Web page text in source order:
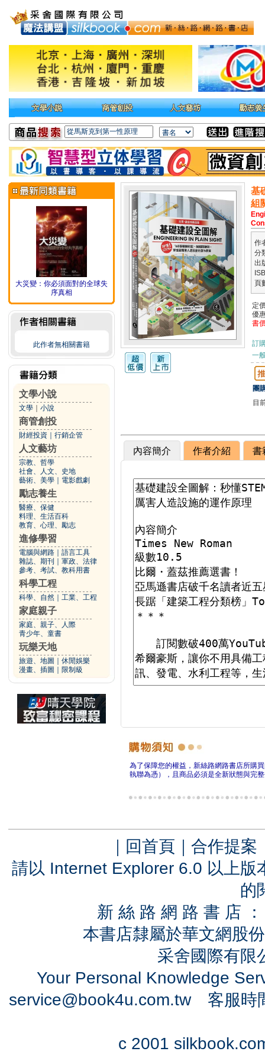
大災變：你必須面對的全球失
序真相
此作者無相關書籍
文學小說
文學 小說
商管創投
財經投資 行銷企管
人文藝坊
宗教、哲學
社會、人文、史地
藝術、美學
電影戲劇
勵志養生
醫療、保健
料理、生活百科
教育、心理、勵志
進修學習
電腦與網路
語言工具
雜誌、期刊
軍政、法律
參考、考試、教科用書
科學工程
科學、自然 工業、工程
家庭親子
家庭、親子、人際
青少年、童書
玩樂天地
旅遊、地圖
休閒娛樂
漫畫、插圖
限制級
基
組
作
分
出
頁
定
優
書
訂
一
團
目
內容簡介 作者介紹 書
為了保障您的權益，新絲路網路書店所購
執聯為憑），且商品必須是全新狀態與完
｜ 回首頁 ｜ 合作提案
請以 Internet Explorer 6.0 以上
的
新 絲 路 網 路 書 店
本書店隸屬於華文網股
采舍國際有
Your Personal Knowledge
service@book4u.com.tw客服時
c 2001